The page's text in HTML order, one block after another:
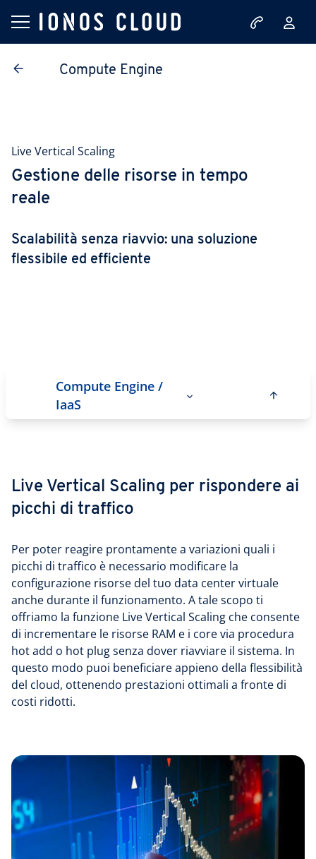
Compute Engine
Live Vertical Scaling
Gestione delle risorse in tempo
reale
Scalabilità senza riavvio: una soluzione
flessibile ed efficiente
Compute Engine /
IaaS
Live Vertical Scaling per rispondere ai
picchi di traffico
Per poter reagire prontamente a variazioni quali i
picchi di traffico è necessario modificare la
configurazione risorse del tuo data center virtuale
anche durante il funzionamento. A tale scopo ti
offriamo la funzione Live Vertical Scaling che consente
di incrementare le risorse RAM e i core via procedura
hot add o hot plug senza dover riavviare il sistema. In
questo modo puoi beneficiare appieno della flessibilità
del cloud, ottenendo prestazioni ottimali a fronte di
costi ridotti.